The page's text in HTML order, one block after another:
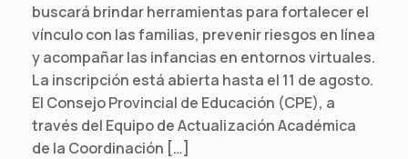
buscará brindar herramientas para fortalecer el
vínculo con las familias, prevenir riesgos en línea
y acompañar las infancias en entornos virtuales.
La inscripción está abierta hasta el 11 de agosto.
El Consejo Provincial de Educación (CPE), a
través del Equipo de Actualización Académica
de la Coordinación […]